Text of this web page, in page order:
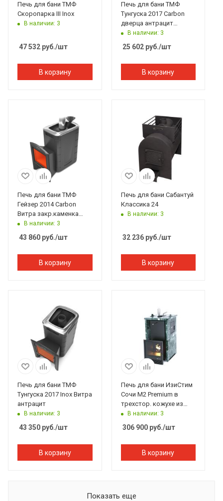
Печь для бани ТМФ
Скоропарка III Inox
В наличии: 3
47 532 руб./шт
В корзину
Печь для бани ТМФ
Тунгуска 2017 Carbon
дверца антрацит
терракот
В наличии: 3
25 602руб./шт
В корзину
Печь для бани ТМФ
Гейзер 2014 Carbon
Витра закр.каменка
антрацит
В наличии: 3
43 860 руб./шт
В корзину
Печь для бани Сабантуй
Классика 24
В наличии: 3
32 236руб./шт
В корзину
Печь для бани ТМФ
Тунгуска 2017 Inox Витра
антрацит
В наличии: 3
43 350 руб./шт
В корзину
Печь для бани ИзиСтим
Сочи М2 Premium в
трехстор. кожухе из
змеевика закр. верх
бок.вход слева
В наличии: 3
306 900руб./шт
В корзину
Показать еще